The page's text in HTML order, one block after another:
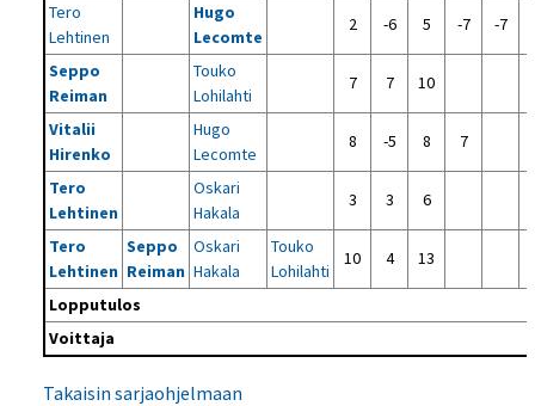
Tero
Lehtinen
Hugo
Lecomte
2 -6 5 -7 -7
Seppo
Reiman
Touko
Lohilahti
7 7 10
Vitalii
Hirenko
Hugo
Lecomte
8 -5 8 7
Tero
Lehtinen
Oskari
Hakala
3 3 6
Tero
Lehtinen
Seppo
Reiman
Oskari
Hakala
Touko
Lohilahti
10 4 13
Lopputulos
Voittaja
Takaisin sarjaohjelmaan